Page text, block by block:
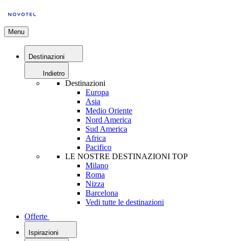
Menu
Destinazioni
Indietro
Destinazioni
Europa
Asia
Medio Oriente
Nord America
Sud America
Africa
Pacifico
LE NOSTRE DESTINAZIONI TOP
Milano
Roma
Nizza
Barcelona
Vedi tutte le destinazioni
Offerte
Ispirazioni